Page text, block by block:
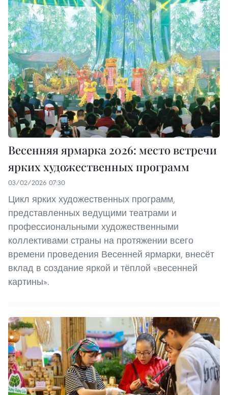
Весенняя ярмарка 2026: место встречи
ярких художественных программ
03/02/2026 07:30
Цикл ярких художественных программ,
представленных ведущими театрами и
профессиональными художественными
коллективами страны на протяжении всего
времени проведения Весенней ярмарки, внесёт
вклад в создание яркой и тёплой «весенней
картины».